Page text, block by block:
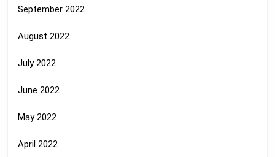
September 2022
August 2022
July 2022
June 2022
May 2022
April 2022